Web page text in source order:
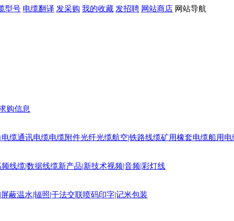
型号 电缆翻译 发采购 我的收藏 发招聘 网站商店 网站导航
购信息
电缆通讯电缆电缆附件光纤光缆航空|铁路线缆矿用橡套电缆船用电
频线缆|数据线缆新产品|新技术视频|音频|彩灯线
蔽温水|辐照|干法交联喷码印字|记米包装